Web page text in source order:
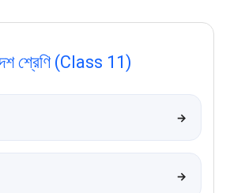
শ্রেণি (Class 11)
→
→